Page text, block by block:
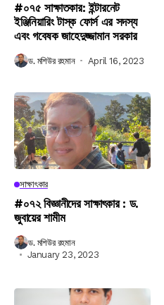
#০৭৫ সাক্ষাতকার: ইন্টারনেট
ইঞ্জিনিয়ারিং টাস্ক ফোর্স এর সদস্য
এবং গবেষক জাহেদুজ্জামান সরকার
ড. মশিউর রহমান April 16, 2023
সাক্ষাৎকার
#০৭২ বিজ্ঞানীদের সাক্ষাৎকার : ড.
জুবায়ের শামীম
ড. মশিউর রহমান
January 23, 2023